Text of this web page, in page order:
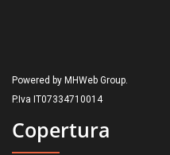
Powered by MHWeb Group.
P.Iva IT07334710014
Copertura